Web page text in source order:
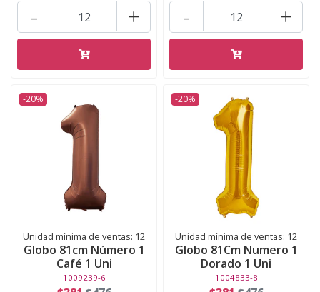
+
- +
-
-20%
Unidad mínima de ventas: 12
Globo 81cm Número 1
Café 1 Uni
1009239-6
-20%
Unidad mínima de ventas: 12
Globo 81Cm Numero 1
Dorado 1 Uni
1004833-8